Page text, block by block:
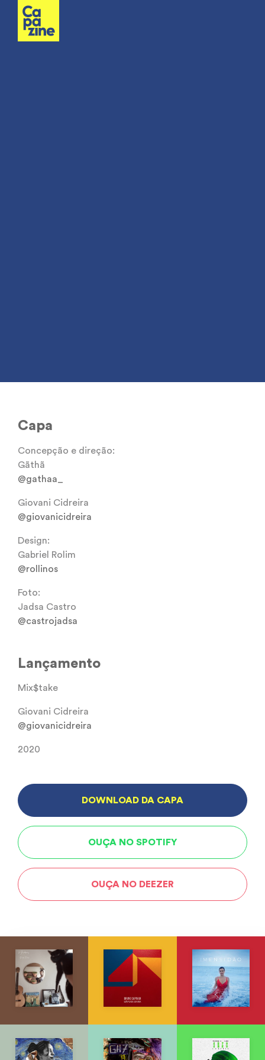
Capa
Concepção e direção:
Gãthã
@gathaa_
Giovani Cidreira
@giovanicidreira
Design:
Gabriel Rolim
@rollinos
Foto:
Jadsa Castro
@castrojadsa
Lançamento
Mix$take
Giovani Cidreira
@giovanicidreira
2020
DOWNLOAD DA CAPA
OUÇA NO SPOTIFY
OUÇA NO DEEZER